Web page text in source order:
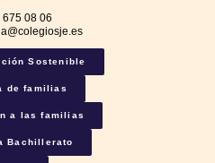
675 08 06
Sostenible
de familias
a las familias
Bachillerato